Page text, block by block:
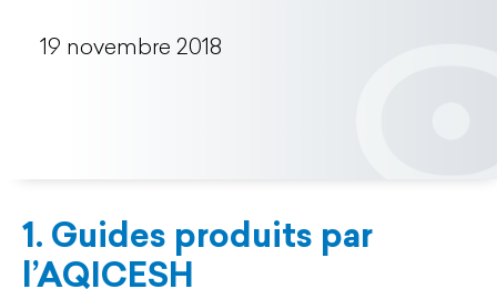
19 novembre 2018
1. Guides produits par
l’AQICESH